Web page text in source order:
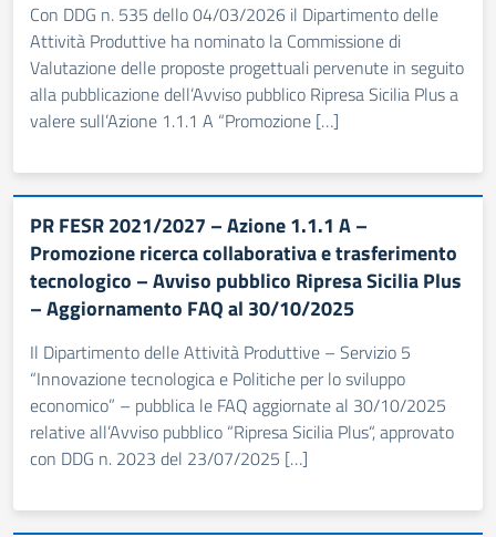
Con DDG n. 535 dello 04/03/2026 il Dipartimento delle
Attività Produttive ha nominato la Commissione di
Valutazione delle proposte progettuali pervenute in seguito
alla pubblicazione dell’Avviso pubblico Ripresa Sicilia Plus a
valere sull’Azione 1.1.1 A “Promozione […]
PR FESR 2021/2027 – Azione 1.1.1 A –
Promozione ricerca collaborativa e trasferimento
tecnologico – Avviso pubblico Ripresa Sicilia Plus
– Aggiornamento FAQ al 30/10/2025
Il Dipartimento delle Attività Produttive – Servizio 5
“Innovazione tecnologica e Politiche per lo sviluppo
economico” – pubblica le FAQ aggiornate al 30/10/2025
relative all’Avviso pubblico “Ripresa Sicilia Plus“, approvato
con DDG n. 2023 del 23/07/2025 […]